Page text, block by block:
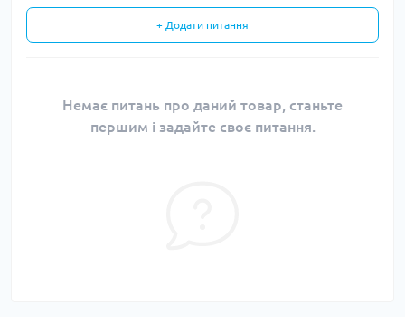
+ Додати питання
Немає питань про даний товар, станьте
першим і задайте своє питання.